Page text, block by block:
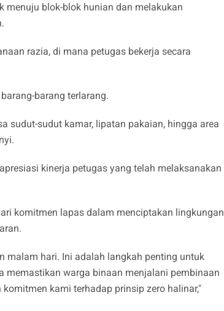
menuju blok-blok hunian dan melakukan
razia, di mana petugas bekerja secara
barang terlarang.
sudut-sudut kamar, lipatan pakaian, hingga area
kinerja petugas yang telah melaksanakan
komitmen lapas dalam menciptakan lingkungan
malam hari. Ini adalah langkah penting untuk
memastikan warga binaan menjalani pembinaan
kami terhadap prinsip zero halinar,"